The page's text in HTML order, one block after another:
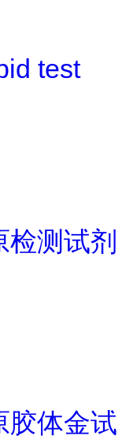
test
检测试剂
胶体金试